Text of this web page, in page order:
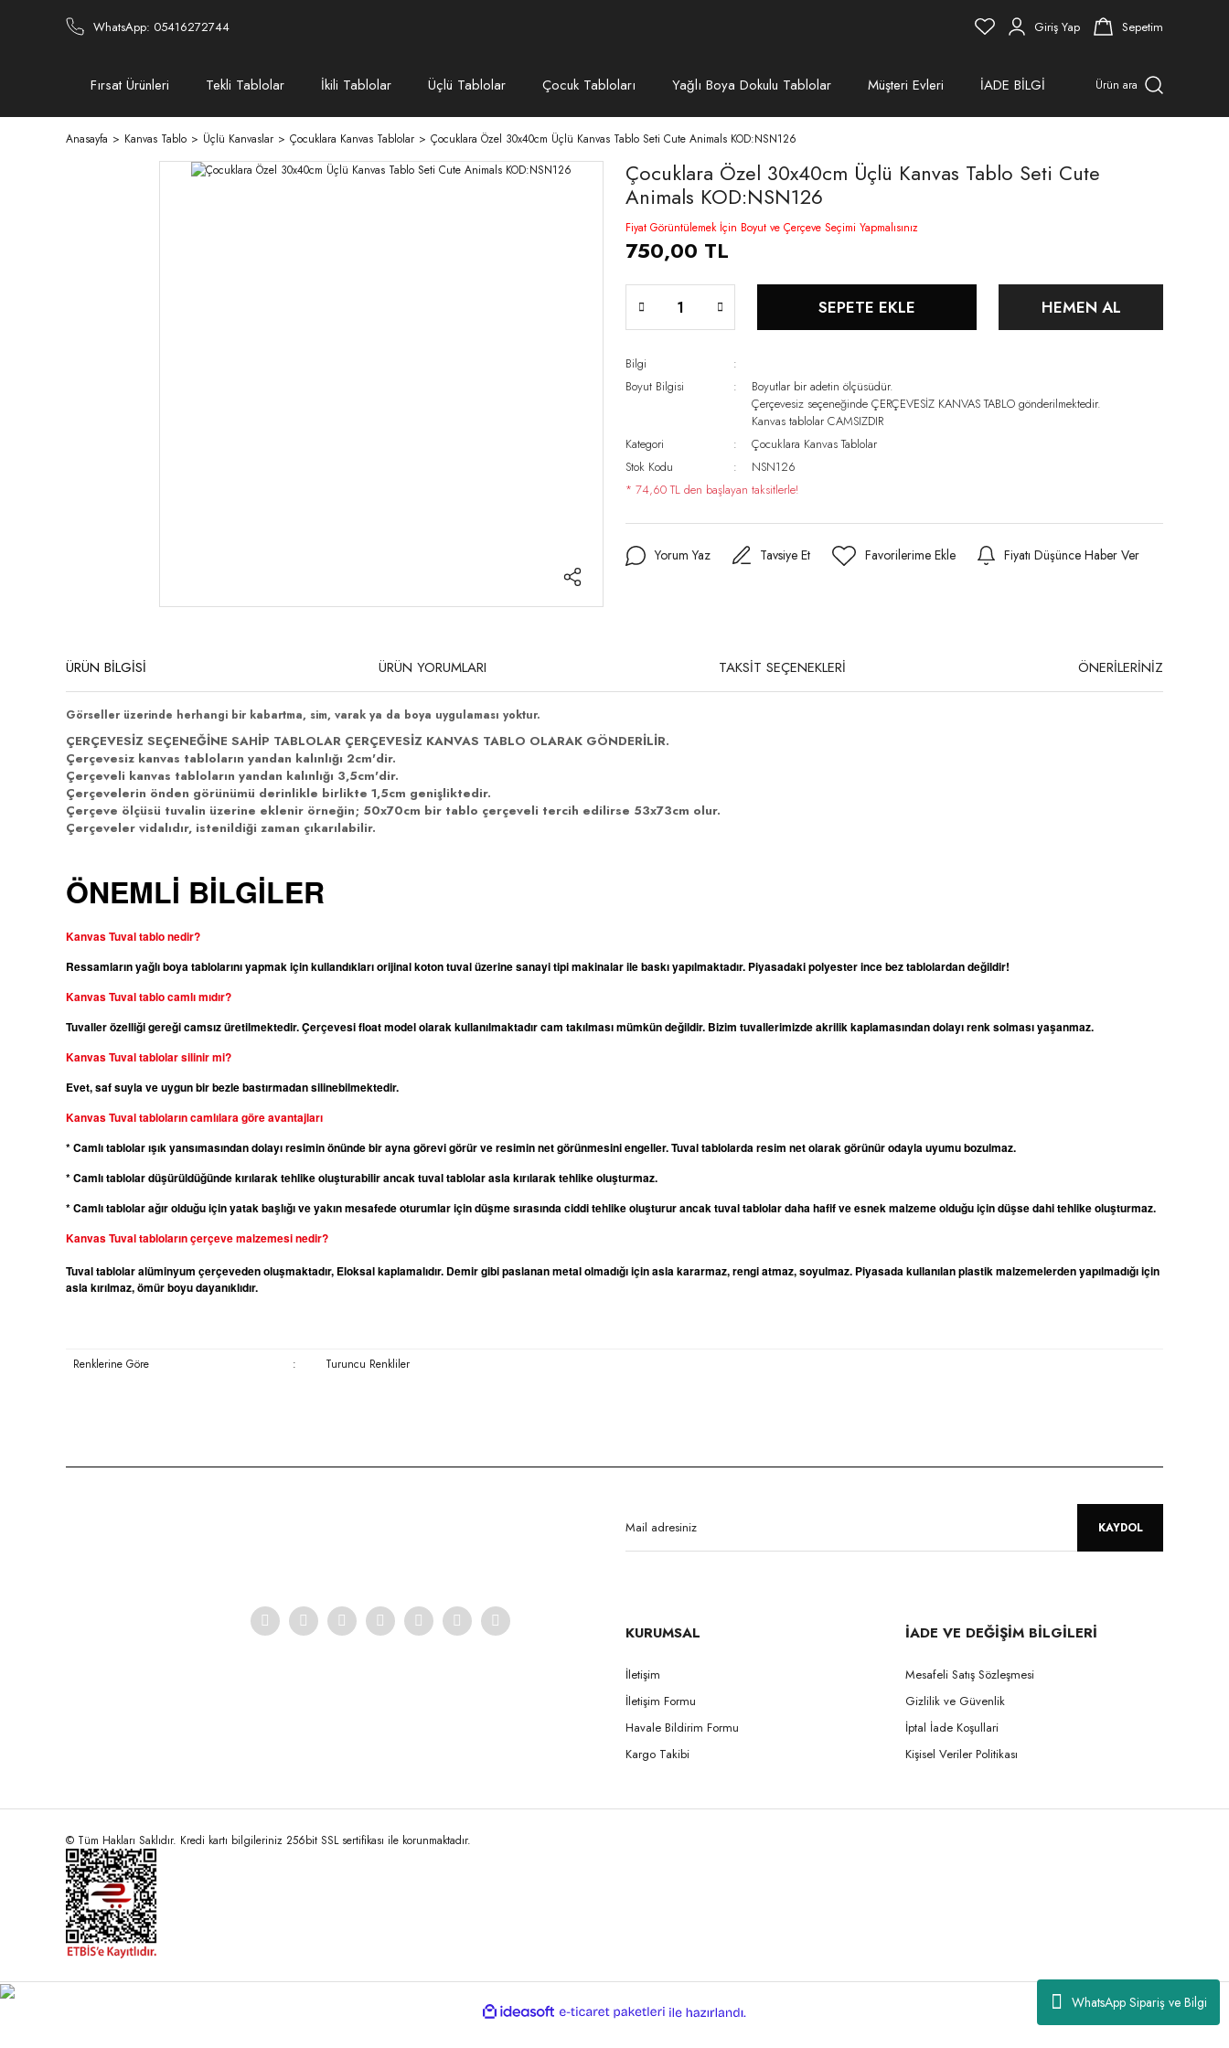
WhatsApp Sipariş ve Bilgi
WhatsApp: 05416272744 Giriş Yap Sepetim
Fırsat Ürünleri Tekli Tablolar İkili Tablolar Üçlü Tablolar Çocuk Tabloları Yağlı Boya Dokulu Tablolar Müşteri Evleri İADE BİLGİ Ürün ara
Anasayfa Kanvas Tablo Üçlü Kanvaslar Çocuklara Kanvas Tablolar Çocuklara Özel 30x40cm Üçlü Kanvas Tablo Seti Cute Animals KOD:NSN126
Çocuklara Özel 30x40cm Üçlü Kanvas Tablo Seti Cute
Animals KOD:NSN126
Fiyat Görüntülemek İçin Boyut ve Çerçeve Seçimi Yapmalısınız
750,00 TL
SEPETE EKLE HEMEN AL
Bilgi
Boyut Bilgisi
Boyutlar bir adetin ölçüsüdür.
Çerçevesiz seçeneğinde ÇERÇEVESİZ KANVAS TABLO gönderilmektedir.
Kanvas tablolar CAMSIZDIR
Kategori
Çocuklara Kanvas Tablolar
Stok Kodu
NSN126
* 74,60 TL den başlayan taksitlerle!
Yorum Yaz Tavsiye Et Fiyatı Düşünce Haber Ver
ÜRÜN BİLGİSİ ÜRÜN YORUMLARI TAKSİT SEÇENEKLERİ ÖNERİLERİNİZ
Görseller üzerinde herhangi bir kabartma, sim, varak ya da boya uygulaması yoktur.
ÇERÇEVESİZ SEÇENEĞİNE SAHİP TABLOLAR ÇERÇEVESİZ KANVAS TABLO OLARAK GÖNDERİLİR.
Çerçevesiz kanvas tabloların yandan kalınlığı 2cm'dir.
Çerçeveli kanvas tabloların yandan kalınlığı 3,5cm'dir.
Çerçevelerin önden görünümü derinlikle birlikte 1,5cm genişliktedir.
Çerçeve ölçüsü tuvalin üzerine eklenir örneğin; 50x70cm bir tablo çerçeveli tercih edilirse 53x73cm olur.
Çerçeveler vidalıdır, istenildiği zaman çıkarılabilir.
ÖNEMLİ BİLGİLER
Kanvas Tuval tablo nedir?
Ressamların yağlı boya tablolarını yapmak için kullandıkları orijinal koton tuval üzerine sanayi tipi makinalar ile baskı yapılmaktadır. Piyasadaki polyester ince bez tablolardan değildir!
KanvasTuval tablo camlı mıdır?
Tuvaller özelliği gereği camsız üretilmektedir. Çerçevesi float model olarak kullanılmaktadır cam takılması mümkün değildir. Bizim tuvallerimizde akrilik kaplamasından dolayı renk solması yaşanmaz.
KanvasTuval tablolar silinir mi?
Evet, saf suyla ve uygun bir bezle bastırmadan silinebilmektedir.
KanvasTuval tabloların camlılara göre avantajları
* Camlı tablolar ışık yansımasından dolayı resimin önünde bir ayna görevi görür ve resimin net görünmesini engeller. Tuval tablolarda resim net olarak görünür odayla uyumu bozulmaz.
* Camlı tablolar düşürüldüğünde kırılarak tehlike oluşturabilir ancak tuval tablolar asla kırılarak tehlike oluşturmaz.
* Camlı tablolar ağır olduğu için yatak başlığı ve yakın mesafede oturumlar için düşme sırasında ciddi tehlike oluşturur ancak tuval tablolar daha hafif ve esnek malzeme olduğu için düşse dahi tehlike oluşturmaz.
KanvasTuval tabloların çerçeve malzemesi nedir?
Tuval tablolar alüminyum çerçeveden oluşmaktadır, Eloksal kaplamalıdır. Demir gibi paslanan metal olmadığı için asla kararmaz, rengi atmaz, soyulmaz. Piyasada kullanılan plastik malzemelerden yapılmadığı için
asla kırılmaz, ömür boyu dayanıklıdır.
Renklerine Göre : Turuncu Renkliler
KAYDOL
KURUMSAL
İletişim
İletişim Formu
Havale Bildirim Formu
Kargo Takibi
İADE VE DEĞİŞİM BİLGİLERİ
Mesafeli Satış Sözleşmesi
Gizlilik ve Güvenlik
İptal İade Koşullari
Kişisel Veriler Politikası
© Tüm Hakları Saklıdır. Kredi kartı bilgileriniz 256bit SSL sertifikası ile korunmaktadır.
ideasoft
e-